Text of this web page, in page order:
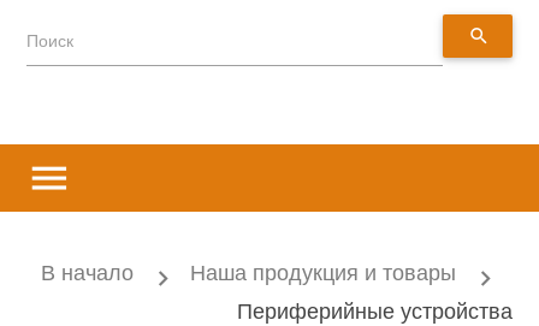
Поиск search
menu
В начало
Наша продукция и товары
Периферийные устройства